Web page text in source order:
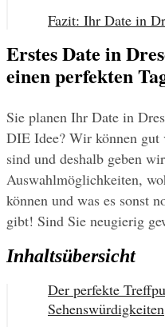
Fazit: Ihr Date in
Erstes Date in
einen perfekten
Sie planen Ihr Date in
DIE Idee? Wir können gut
sind und deshalb geben
Auswahlmöglichkeiten,
können und was es sonst
gibt! Sind Sie neugierig
Inhaltsübersicht
Der perfekte
Sehenswürdigkeiten